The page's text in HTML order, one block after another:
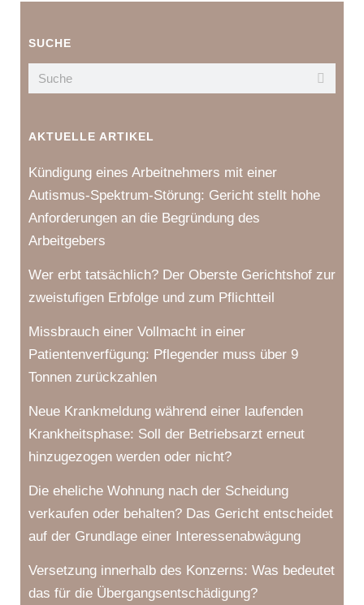
SUCHE
AKTUELLE ARTIKEL
Kündigung eines Arbeitnehmers mit einer
Autismus-Spektrum-Störung: Gericht stellt hohe
Anforderungen an die Begründung des
Arbeitgebers
Wer erbt tatsächlich? Der Oberste Gerichtshof zur
zweistufigen Erbfolge und zum Pflichtteil
Missbrauch einer Vollmacht in einer
Patientenverfügung: Pflegender muss über 9
Tonnen zurückzahlen
Neue Krankmeldung während einer laufenden
Krankheitsphase: Soll der Betriebsarzt erneut
hinzugezogen werden oder nicht?
Die eheliche Wohnung nach der Scheidung
verkaufen oder behalten? Das Gericht entscheidet
auf der Grundlage einer Interessenabwägung
Versetzung innerhalb des Konzerns: Was bedeutet
das für die Übergangsentschädigung?